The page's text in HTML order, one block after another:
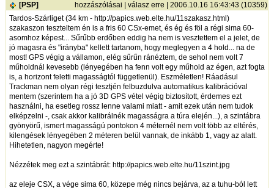
[PSP] hozzászólásai |válasz erre | 2006.10.16 16:43:43 (10359)
Tardos-Szárliget (34 km - http://papics.web.elte.hu/11szakasz.html)
szakaszon teszteltem én is a fris 60 CSx-emet, és ég és föl a régi sima 60-
asomhoz képest... Sűrűbb erdőben eddig ha nem is vesztettem el a jelet, de
jó magasra és "irányba" kellett tartanom, hogy meglegyen a 4 hold... na de
most! GPS végig a vállamon, elég sűrűn ránéztem, de sehol nem volt 7
műholdnál kevesebb (lényegében ha fenn volt egy műhold az égen, azt fogta
is, a horizont feletti magasságtól függetlenül). Eszméletlen! Ráadásul
Trackman nem olyan régi tesztjén felbuzdulva automatikus kalibrációval
mentem (szerintem ha a jó 3D GPS vétel végig biztosított, érdemes ezt
használni, ha esetleg rossz lenne valami miatt - amit ezek után nem tudok
elképzelni -, csak akkor kalibrálnék magasságra a túra elején...), a szintábra
gyönyörű, ismert magasságú pontokon 4 méternél nem volt több az eltérés,
kilengések lényegében 2 méteren belül vannak, de inkább 1, vagy az alatt.
Hihetetlen, nagyon megérte!
Nézzétek meg ezt a szintábrát: http://papics.web.elte.hu/11szint.jpg
az eleje CSX, a vége sima 60, közepe még nincs bejárva, az a tuhu-ból lett